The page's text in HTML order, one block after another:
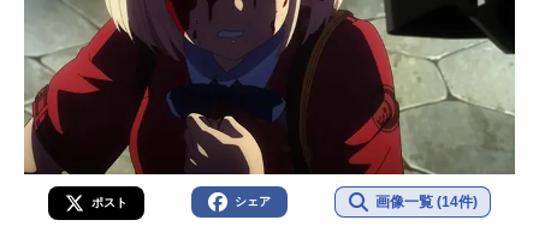
ポスト シェア 画像一覧 (14件)